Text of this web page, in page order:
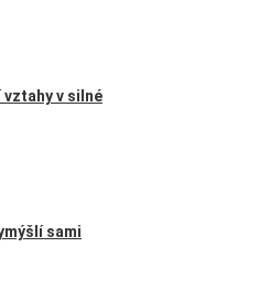
v silné
sami